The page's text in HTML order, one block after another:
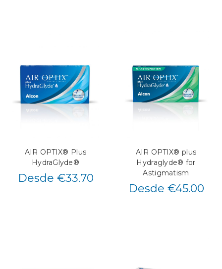
AIR OPTIX® Plus
HydraGlyde®
Desde €33.70
AIR OPTIX® plus
Hydraglyde® for
Astigmatism
Desde €45.00